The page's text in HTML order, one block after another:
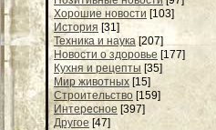
Хорошие новости [103]
История [31]
Техника и наука [207]
Новости о здоровье [177]
Кухня и рецепты [35]
Мир животных [15]
Строительство [159]
Интересное [397]
Другое [47]